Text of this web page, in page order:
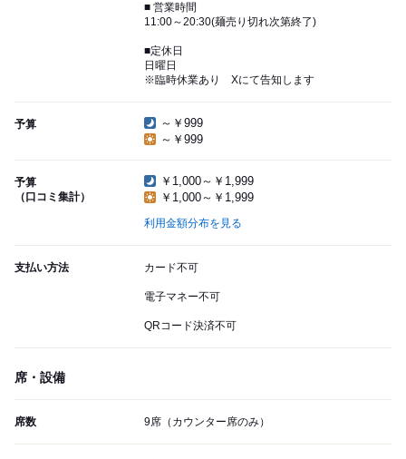
■ 営業時間
11:00～20:30(麺売り切れ次第終了)
■定休日
日曜日
※臨時休業あり Xにて告知します
予算
～￥999
～￥999
予算
（口コミ集計）
￥1,000～￥1,999
￥1,000～￥1,999
利用金額分布を見る
支払い方法 カード不可
電子マネー不可
QRコード決済不可
席・設備
席数 9席（カウンター席のみ）